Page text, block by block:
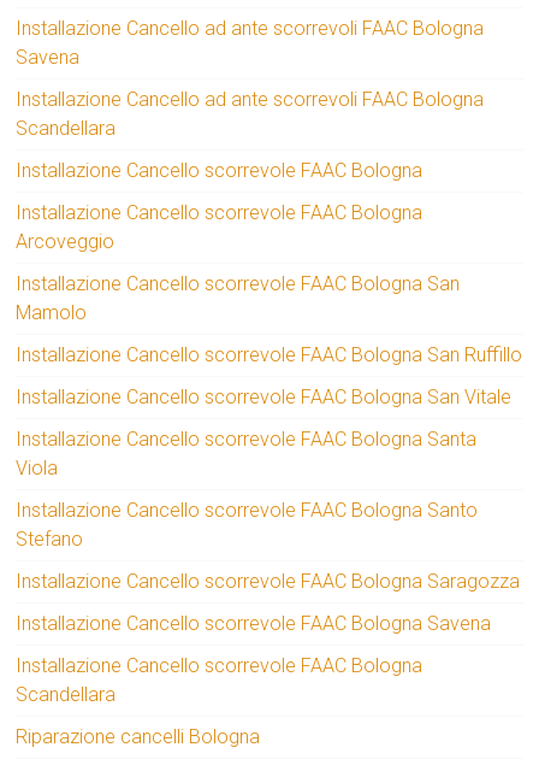
Installazione Cancello ad ante scorrevoli FAAC Bologna
Savena
Installazione Cancello ad ante scorrevoli FAAC Bologna
Scandellara
Installazione Cancello scorrevole FAAC Bologna
Installazione Cancello scorrevole FAAC Bologna
Arcoveggio
Installazione Cancello scorrevole FAAC Bologna San
Mamolo
Installazione Cancello scorrevole FAAC Bologna San Ruffillo
Installazione Cancello scorrevole FAAC Bologna San Vitale
Installazione Cancello scorrevole FAAC Bologna Santa
Viola
Installazione Cancello scorrevole FAAC Bologna Santo
Stefano
Installazione Cancello scorrevole FAAC Bologna Saragozza
Installazione Cancello scorrevole FAAC Bologna Savena
Installazione Cancello scorrevole FAAC Bologna
Scandellara
Riparazione cancelli Bologna